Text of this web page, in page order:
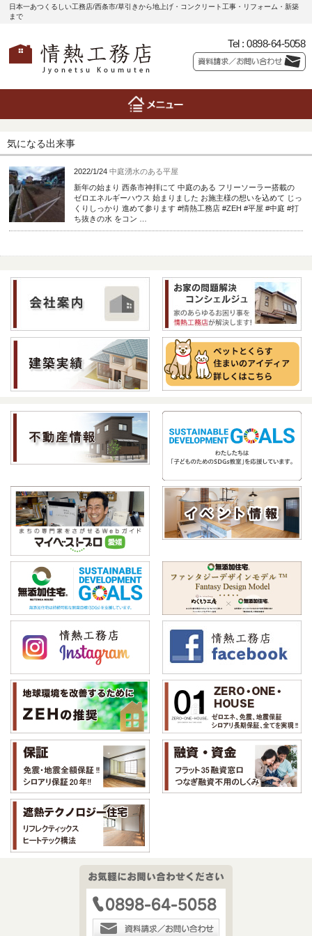
日本一あつくるしい工務店/西条市/草引きから地上げ・コンクリート工事・リフォーム・新築
まで
Tel : 0898-64-5058
気になる出来事
2022/1/24 中庭湧水のある平屋
新年の始まり 西条市神拝にて 中庭のある フリーソーラー搭載の
ゼロエネルギーハウス 始まりました お施主様の想いを込めて じっ
くりしっかり 進めて参ります #情熱工務店 #ZEH #平屋 #中庭 #打
ち抜きの水 をコン …